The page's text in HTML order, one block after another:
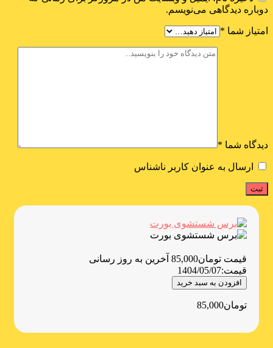
دوباره دیدگاهی می‌نویسم.
امتیاز شما *
دیدگاه شما *
ارسال به عنوان کاربر ناشناس
قیمت تومان85,000 آخرین به روز رسانی
قیمت:1404/05/07
افزودن به سبد خرید
تومان85,000